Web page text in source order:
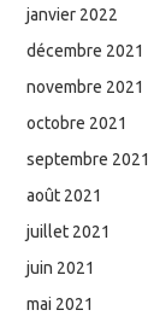
janvier 2022
décembre 2021
novembre 2021
octobre 2021
septembre 2021
août 2021
juillet 2021
juin 2021
mai 2021